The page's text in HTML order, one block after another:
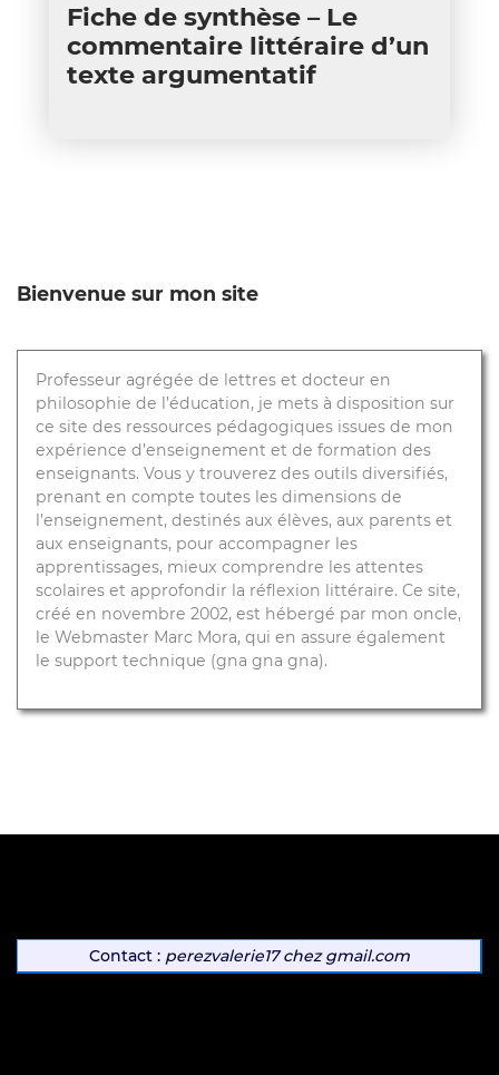
Fiche de synthèse – Le
commentaire littéraire d’un
texte argumentatif
Bienvenue sur mon site
Professeur agrégée de lettres et docteur en
philosophie de l’éducation, je mets à disposition sur
ce site des ressources pédagogiques issues de mon
expérience d’enseignement et de formation des
enseignants. Vous y trouverez des outils diversifiés,
prenant en compte toutes les dimensions de
l’enseignement, destinés aux élèves, aux parents et
aux enseignants, pour accompagner les
apprentissages, mieux comprendre les attentes
scolaires et approfondir la réflexion littéraire. Ce site,
créé en novembre 2002, est hébergé par mon oncle,
le Webmaster Marc Mora, qui en assure également
le support technique (gna gna gna).
Contact : perezvalerie17chezgmail.com